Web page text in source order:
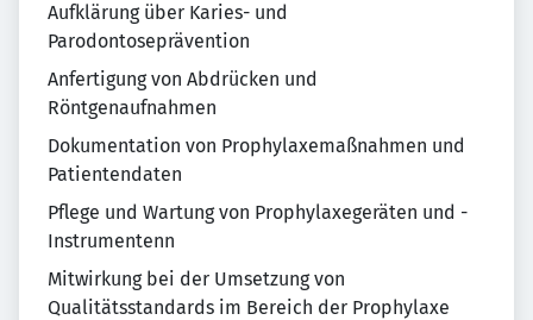
Aufklärung über Karies- und
Parodontoseprävention
Anfertigung von Abdrücken und
Röntgenaufnahmen
Dokumentation von Prophylaxemaßnahmen und
Patientendaten
Pflege und Wartung von Prophylaxegeräten und -
Instrumentenn
Mitwirkung bei der Umsetzung von
Qualitätsstandards im Bereich der Prophylaxe